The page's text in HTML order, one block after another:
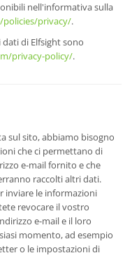
nell'informativa sulla
privacy/.
di Elfsight sono
privacy-policy/.
sul sito, abbiamo bisogno
che ci permettano di
e-mail fornito e che
raccolti altri dati.
inviare le informazioni
revocare il vostro
e-mail e il loro
momento, ad esempio
o le impostazioni di